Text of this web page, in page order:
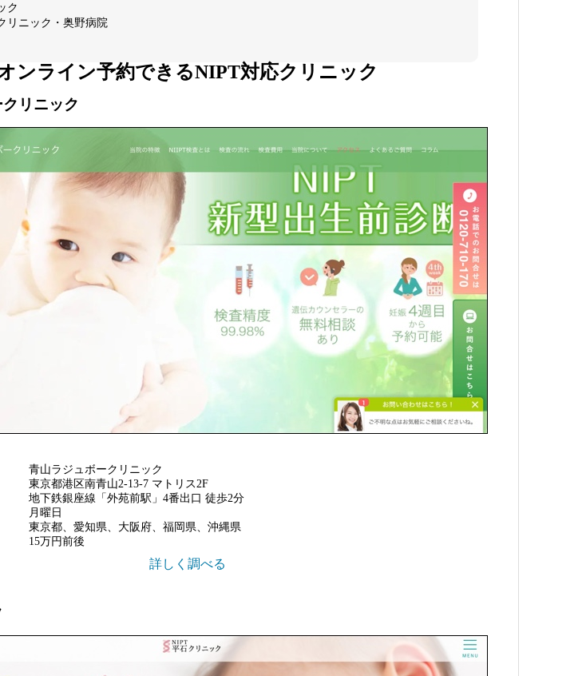
ク
リニック・奥野病院
ンライン予約できるNIPT対応クリニック
リニック
青山ラジュボークリニック
東京都港区南青山2-13-7 マトリス2F
地下鉄銀座線「外苑前駅」4番出口 徒歩2分
月曜日
東京都、愛知県、大阪府、福岡県、沖縄県
15万円前後
詳しく調べる